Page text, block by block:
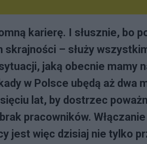
karierę. I słusznie, bo
– służy
jaką obecnie mamy
w Polsce ubędą aż dwa
lat, by dostrzec
pracowników.
jest więc dzisiaj nie tylko